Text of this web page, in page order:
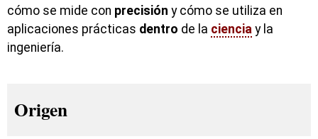
cómo se mide con precisión y cómo se utiliza en
aplicaciones prácticas dentro de la ciencia y la
ingeniería.
Origen